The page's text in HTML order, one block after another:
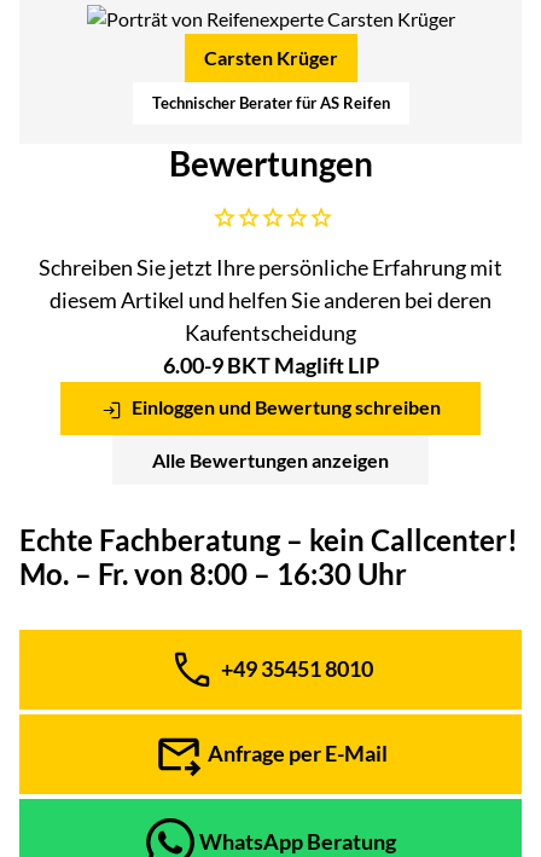
Carsten Krüger
Technischer Berater für AS Reifen
Bewertungen
Noch keine Bewertungen abgegeben
Schreiben Sie jetzt Ihre persönliche Erfahrung mit
diesem Artikel und helfen Sie anderen bei deren
Kaufentscheidung
6.00-9 BKT Maglift LIP
Einloggen und Bewertung schreiben
Alle Bewertungen anzeigen
Echte Fachberatung – kein Callcenter!
Mo. – Fr. von 8:00 – 16:30 Uhr
Telefon:
+49 35451 8010
Anfrage per E-Mail
WhatsApp Beratung